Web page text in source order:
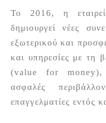
Το 2016, η
δημιουργεί νέες
εξωτερικού και
και υπηρεσίες με τη
(value for money),
ασφαλές
επαγγελματίες εντός